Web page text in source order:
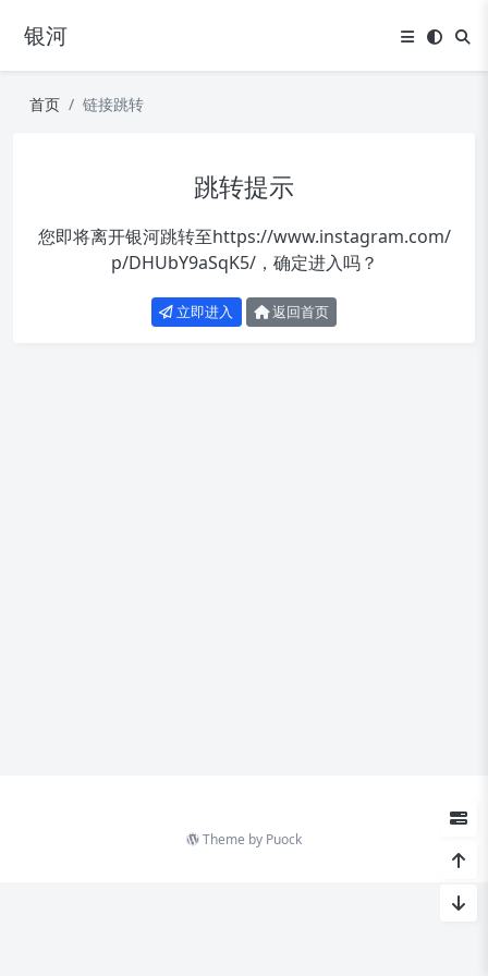
银河
首页 链接跳转
跳转提示
您即将离开银河跳转至https://www.instagram.com/
p/DHUbY9aSqK5/，确定进入吗？
立即进入 返回首页
Theme by Puock